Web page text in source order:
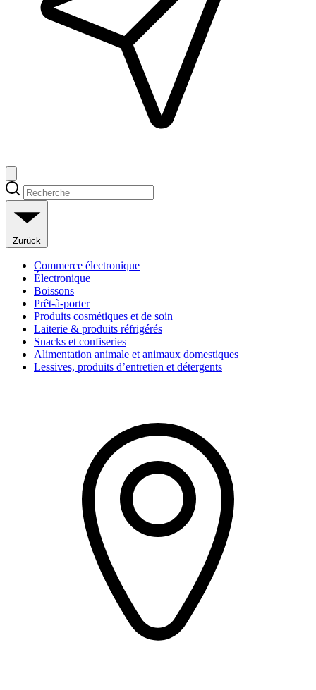
Zurück
Commerce électronique
Électronique
Boissons
Prêt-à-porter
Produits cosmétiques et de soin
Laiterie & produits réfrigérés
Snacks et confiseries
Alimentation animale et animaux domestiques
Lessives, produits d’entretien et détergents